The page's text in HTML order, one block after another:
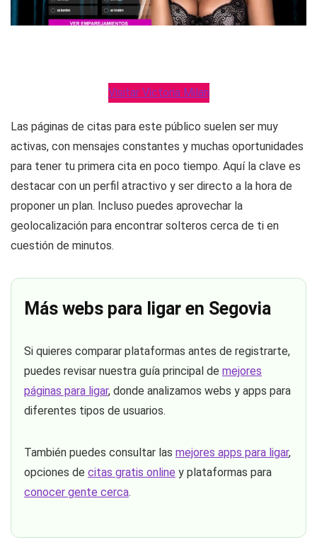
Visitar Victoria Milan
Las páginas de citas para este público suelen ser muy
activas, con mensajes constantes y muchas oportunidades
para tener tu primera cita en poco tiempo. Aquí la clave es
destacar con un perfil atractivo y ser directo a la hora de
proponer un plan. Incluso puedes aprovechar la
geolocalización para encontrar solteros cerca de ti en
cuestión de minutos.
Más webs para ligar en Segovia
Si quieres comparar plataformas antes de registrarte,
puedes revisar nuestra guía principal de mejores
páginas para ligar, donde analizamos webs y apps para
diferentes tipos de usuarios.
También puedes consultar las mejores apps para ligar,
opciones de citas gratis online y plataformas para
conocer gente cerca.